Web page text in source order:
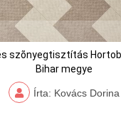
szõnyegtisztítás
Bihar megye
Írta: Kovács Dorina